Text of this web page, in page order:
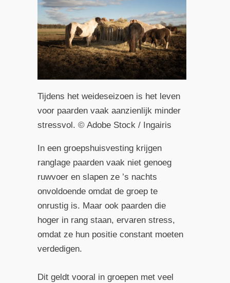
Tijdens het weideseizoen is het leven
voor paarden vaak aanzienlijk minder
stressvol. © Adobe Stock / Ingairis
In een groepshuisvesting krijgen
ranglage paarden vaak niet genoeg
ruwvoer en slapen ze ’s nachts
onvoldoende omdat de groep te
onrustig is. Maar ook paarden die
hoger in rang staan, ervaren stress,
omdat ze hun positie constant moeten
verdedigen.
Dit geldt vooral in groepen met veel